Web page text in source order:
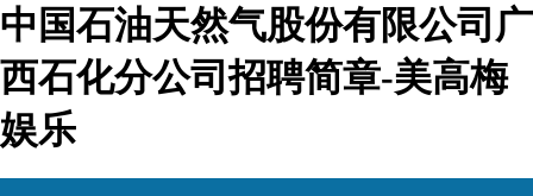
中国石油天然气股份有限公司广
西石化分公司招聘简章-美高梅
娱乐